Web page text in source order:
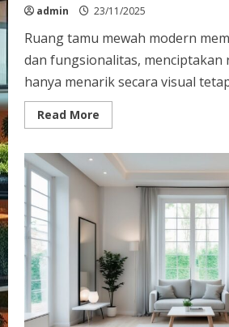
admin 23/11/2025
Ruang tamu mewah modern
dan fungsionalitas, menciptakan
hanya menarik secara visual
Read More
more
Ruang
Tamu
Mewah
Modern
Inspirasi
Terbaik